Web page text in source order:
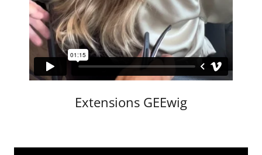
Extensions GEEwig